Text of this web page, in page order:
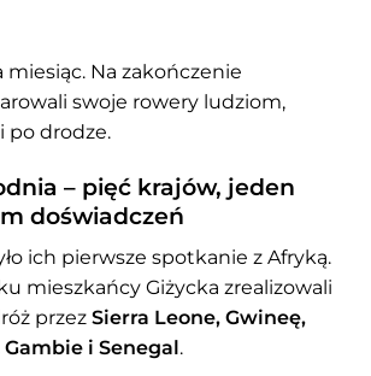
miesiąc. Na zakończenie
swoje rowery ludziom,
po drodze.
– pięć krajów, jeden
doświadczeń
ich pierwsze spotkanie z Afryką.
mieszkańcy Giżycka zrealizowali
przez Sierra Leone, Gwineę,
i Senegal.